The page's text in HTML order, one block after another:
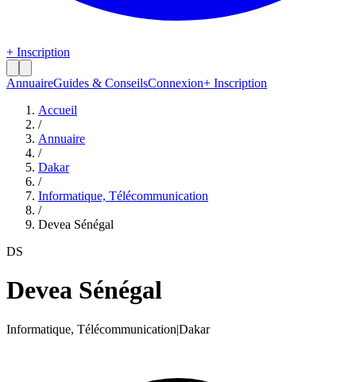
+ Inscription
AnnuaireGuides & ConseilsConnexion+ Inscription
Accueil
/
Annuaire
/
Dakar
/
Informatique, Télécommunication
/
Devea Sénégal
DS
Devea Sénégal
Informatique, Télécommunication|Dakar